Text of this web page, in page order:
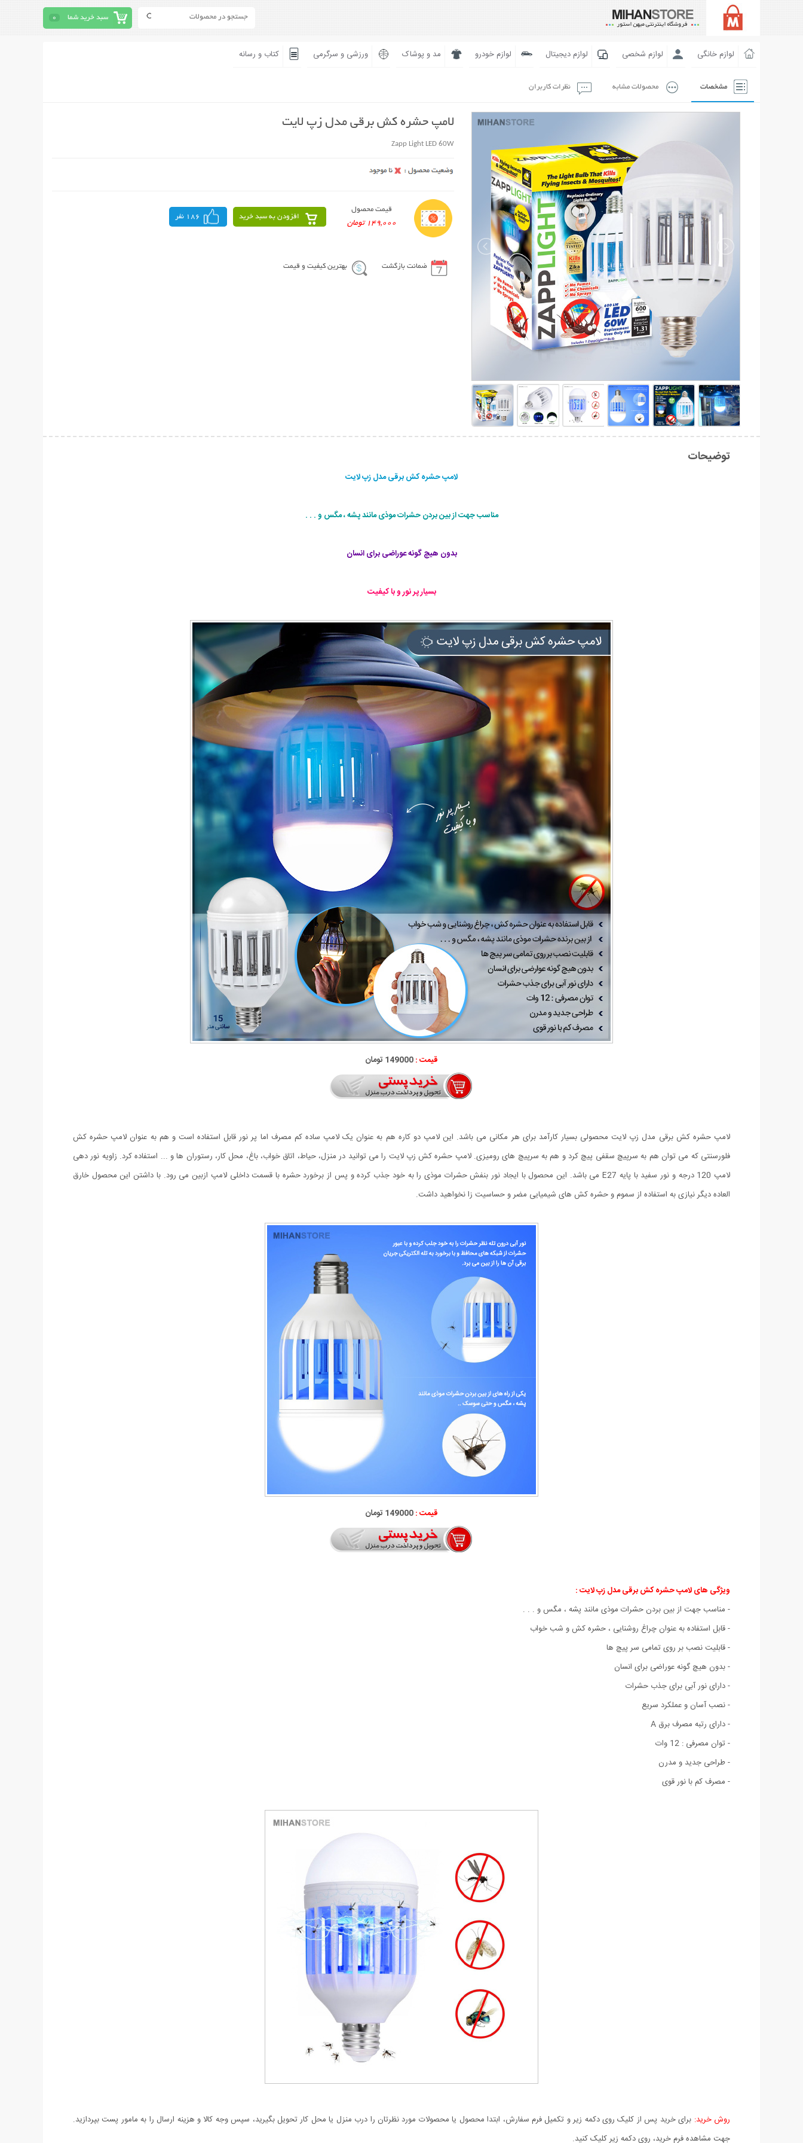
سبد خرید شما 0
لوازم خانگی لوازم شخصی لوازم دیجیتال لوازم خودرو مد و پوشاک ورزشی و سرگرمی کتاب و رسانه
مشخصات محصولات مشابه نظرات کاربران
لامپ حشره کش برقی مدل زپ لایت
Zapp Light LED 60W
قیمت محصول
149,000 تومان
افزودن به سبد خرید 186 نفر
ضمانت بازگشت بهترین کیفیت و قیمت
توضیحات
لامپ حشره کش برقی مدل زپ لایت
مناسب جهت از بین بردن حشرات موذی مانند پشه ، مگس و . . .
بدون هیچ گونه عوراضی برای انسان
بسیار پر نور و با کیفیت
قیمت :149000 تومان
لامپ حشره کش برقی مدل زپ لایت محصولی بسیار کارآمد برای هر مکانی می باشد. این لامپ دو کاره هم به عنوان یک لامپ ساده کم مصرف اما پر نور قابل استفاده است و هم به عنوان لامپ حشره کش
فلورسنتی که می توان هم به سرپیچ سقفی پیچ کرد و هم به سرپیچ های رومیزی. لامپ حشره کش زپ لایت را می توانید در منزل، حیاط، اتاق خواب، باغ، محل کار، رستوران ها و ... استفاده کرد. زاویه نور دهی
لامپ 120 درجه و نور سفید با پایه E27 می باشد. این محصول با ایجاد نور بنفش حشرات موذی را به خود جذب کرده و پس از برخورد حشره با قسمت داخلی لامپ ازبین می رود. با داشتن این محصول خارق
العاده دیگر نیازی به استفاده از سموم و حشره کش های شیمیایی مضر و حساسیت زا نخواهید داشت.
قیمت :149000 تومان
ویژگی های لامپ حشره کش برقی مدل زپ لایت :
- مناسب جهت از بین بردن حشرات موذی مانند پشه ، مگس و . . .
- قابل استفاده به عنوان چراغ روشنایی ، حشره کش و شب خواب
- قابلیت نصب بر روی تمامی سر پیچ ها
- بدون هیچ گونه عوراضی برای انسان
- دارای نور آبی برای جذب حشرات
- نصب آسان و عملکرد سریع
- دارای رتبه مصرف برق A
- توان مصرفی : 12 وات
- طراحی جدید و مدرن
- مصرف کم با نور قوی
روش خرید: برای خرید پس از کلیک روی دکمه زیر و تکمیل فرم سفارش، ابتدا محصول یا محصولات مورد نظرتان را درب منزل یا محل کار تحویل بگیرید، سپس وجه کالا و هزینه ارسال را به مامور پست بپردازید.
جهت مشاهده فرم خرید، روی دکمه زیر کلیک کنید.